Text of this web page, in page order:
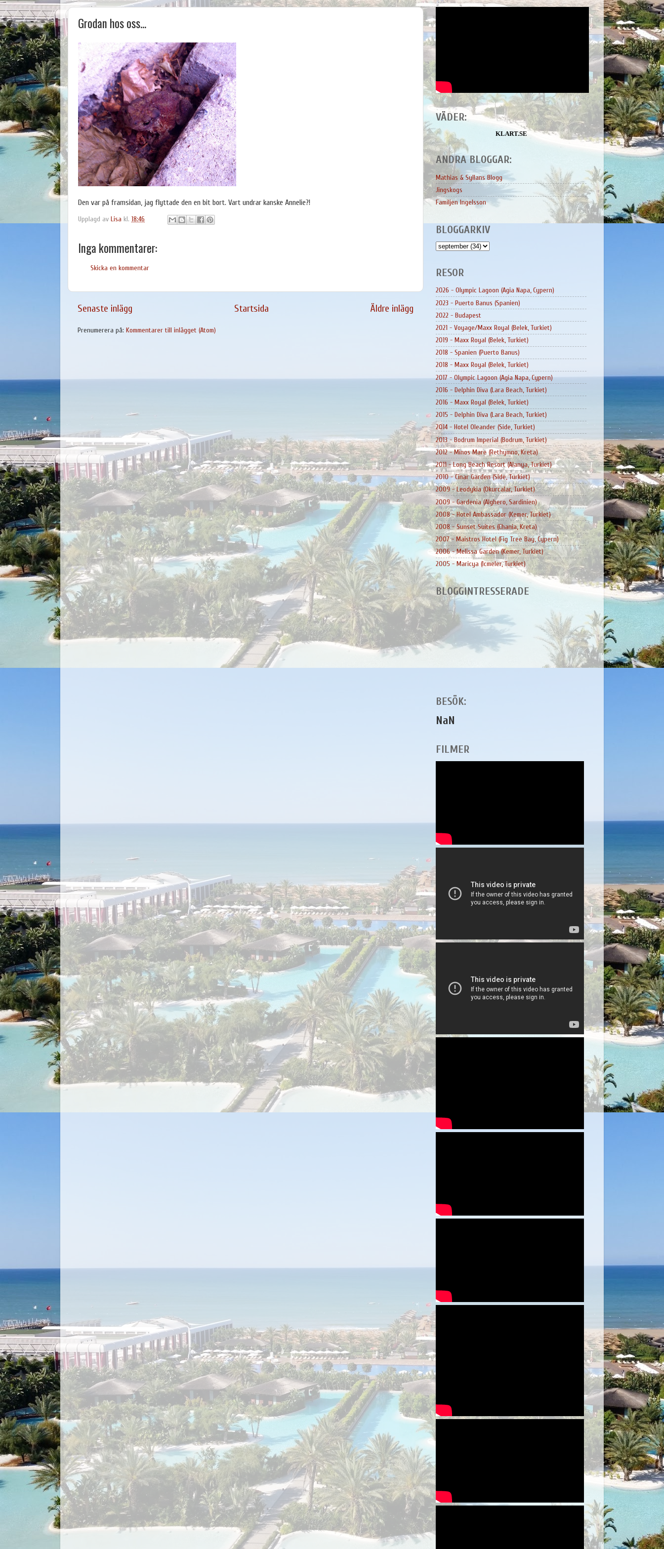
Grodan hos oss...
Den var på framsidan, jag flyttade den en bit bort. Vart undrar kanske Annelie?!
Upplagd av Lisa kl. 18:46
Inga kommentarer:
Skicka en kommentar
Senaste inlägg Äldre inlägg
Startsida
Prenumerera på: Kommentarer till inlägget (Atom)
VÄDER:
KLART.SE
ANDRA BLOGGAR:
Mathias & Syllans Blogg
Jingskogs
Familjen Ingelsson
BLOGGARKIV
RESOR
2026 - Olympic Lagoon (Agia Napa, Cypern)
2023 - Puerto Banus (Spanien)
2022 - Budapest
2021 - Voyage/Maxx Royal (Belek, Turkiet)
2019 - Maxx Royal (Belek, Turkiet)
2018 - Spanien (Puerto Banus)
2018 - Maxx Royal (Belek, Turkiet)
2017 - Olympic Lagoon (Agia Napa, Cypern)
2016 - Delphin Diva (Lara Beach, Turkiet)
2016 - Maxx Royal (Belek, Turkiet)
2015 - Delphin Diva (Lara Beach, Turkiet)
2014 - Hotel Oleander (Side, Turkiet)
2013 - Bodrum Imperial (Bodrum, Turkiet)
2012 - Minos Mare (Rethymno, Kreta)
2011 - Long Beach Resort (Alanya, Turkiet)
2010 - Cinar Garden (Side, Turkiet)
2009 - Leodykia (Okurcalar, Turkiet)
2009 - Gardenia (Alghero, Sardinien)
2008 - Hotel Ambassador (Kemer, Turkiet)
2008 - Sunset Suites (Chania, Kreta)
2007 - Maistros Hotel (Fig Tree Bay, Cypern)
2006 - Melissa Garden (Kemer, Turkiet)
2005 - Maricya (Icmeler, Turkiet)
BLOGGINTRESSERADE
BESÖK:
NaN
FILMER